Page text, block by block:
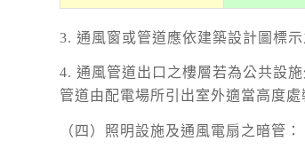
3. 通風窗或管道應依建築設計圖標
4. 通風管道出口之樓層若為公共設
管道由配電場所引出室外適當高度處
（四）照明設施及通風電扇之暗管：